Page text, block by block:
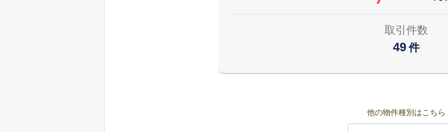
取引件数
49 件
他の物件種別はこちら